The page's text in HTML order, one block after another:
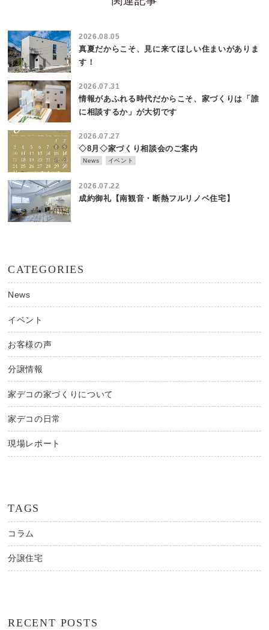
2026.08.05
真夏だからこそ、見に来てほしい住まいがありま
す！
2026.07.31
情報があふれる時代だからこそ、家づくりは「誰
に相談するか」が大切です
2026.07.27
◇8月◇家づくり相談会のご案内
News イベント
2026.07.22
成約御礼【南観音・断熱フルリノベ住宅】
CATEGORIES
News
イベント
お客様の声
分譲情報
家デコの家づくりについて
家デコの日常
現場レポート
TAGS
コラム
分譲住宅
RECENT POSTS